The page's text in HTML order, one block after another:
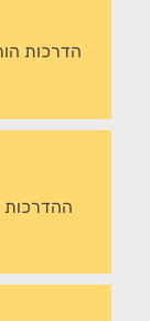
הדרכות
ההדרכות